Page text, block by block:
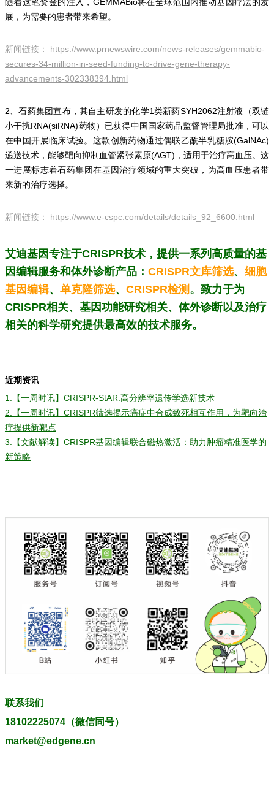
展，为需要的患者带来希望。
新闻链接： https://www.prnewswire.com/news-releases/gemmabio-
secures-34-million-in-seed-funding-to-drive-gene-therapy-
advancements-302338394.html
2、石药集团宣布，其自主研发的化学1类新药SYH2062注射液（双链
小干扰RNA(siRNA)药物）已获得中国国家药品监督管理局批准，可以
在中国开展临床试验。这款创新药物通过偶联乙酰半乳糖胺(GalNAc)
递送技术，能够靶向抑制血管紧张素原(AGT)，适用于治疗高血压。这
一进展标志着石药集团在基因治疗领域的重大突破，为高血压患者带
来新的治疗选择。
新闻链接： https://www.e-cspc.com/details/details_92_6600.html
艾迪基因专注于CRISPR技术，提供一系列高质量的基
因编辑服务和体外诊断产品： CRISPR文库筛选、 细胞
基因编辑、 单克隆筛选、 CRISPR检测 。致力于为
CRISPR相关、基因功能研究相关、体外诊断以及治疗
相关的科学研究提供最高效的技术服务。
近期资讯
1.
【一周时讯】CRISPR-StAR:高分辨率遗传学选新技术
2.
【一周时讯】CRISPR筛选揭示癌症中合成致死相互作用，为靶向治
疗提供新靶点
3.
【文献解读】CRISPR基因编辑联合磁热激活：助力肿瘤精准医学的
新策略
联系我们
18102225074（微信同号）
market@edgene.cn